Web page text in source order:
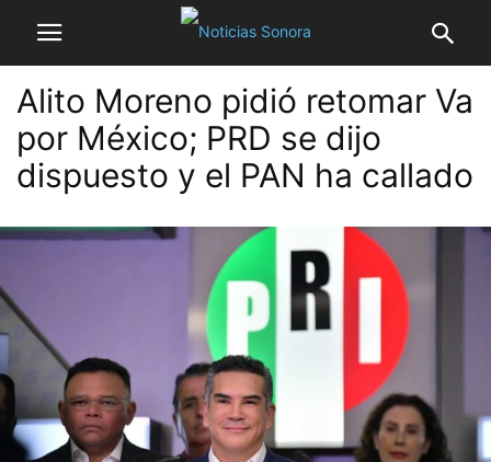
Alito Moreno pidió retomar Va
por México; PRD se dijo
dispuesto y el PAN ha callado